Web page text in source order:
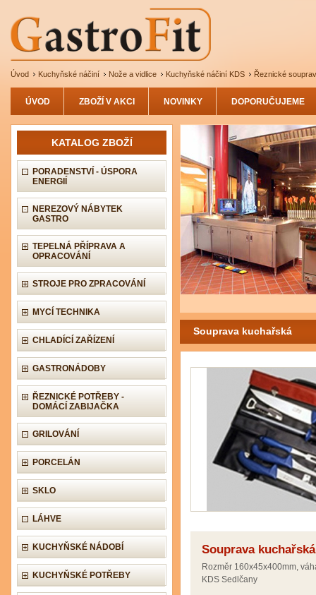
Úvod Kuchyňské náčiní Nože a vidlice Kuchyňské náčiní KDS Řeznické
ÚVOD ZBOŽÍ V AKCI NOVINKY DOPORUČUJEME
KATALOG ZBOŽÍ
PORADENSTVÍ - ÚSPORA
ENERGIÍ
NEREZOVÝ NÁBYTEK
GASTRO
TEPELNÁ PŘÍPRAVA A
OPRACOVÁNÍ
STROJE PRO ZPRACOVÁNÍ
MYCÍ TECHNIKA
CHLADÍCÍ ZAŘÍZENÍ
GASTRONÁDOBY
ŘEZNICKÉ POTŘEBY -
DOMÁCÍ ZABIJAČKA
GRILOVÁNÍ
PORCELÁN
SKLO
LÁHVE
KUCHYŇSKÉ NÁDOBÍ
KUCHYŇSKÉ POTŘEBY
Souprava kuchařská
Souprava kuchařská
Rozměr 160x45x400mm,
KDS Sedlčany